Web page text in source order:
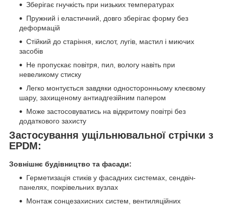
Зберігає гнучкість при низьких температурах
Пружний і еластичний, довго зберігає форму без
деформацій
Стійкий до старіння, кислот, лугів, мастил і миючих
засобів
Не пропускає повітря, пил, вологу навіть при
невеликому стиску
Легко монтується завдяки односторонньому клеєвому
шару, захищеному антиадгезійним папером
Може застосовуватись на відкритому повітрі без
додаткового захисту
Застосування ущільнювальної стрічки з
EPDM:
Зовнішнє будівництво та фасади:
Герметизація стиків у фасадних системах, сендвіч-
панелях, покрівельних вузлах
Монтаж сонцезахисних систем, вентиляційних